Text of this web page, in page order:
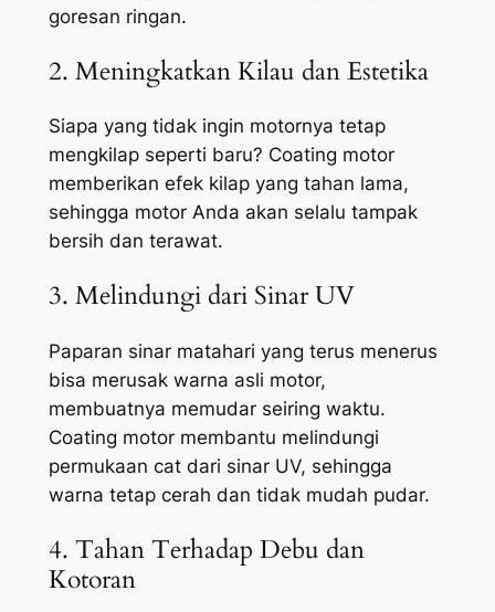
goresan ringan.
2. Meningkatkan Kilau dan Estetika
Siapa yang tidak ingin motornya tetap
mengkilap seperti baru? Coating motor
memberikan efek kilap yang tahan lama,
sehingga motor Anda akan selalu tampak
bersih dan terawat.
3. Melindungi dari Sinar UV
Paparan sinar matahari yang terus menerus
bisa merusak warna asli motor,
membuatnya memudar seiring waktu.
Coating motor membantu melindungi
permukaan cat dari sinar UV, sehingga
warna tetap cerah dan tidak mudah pudar.
4. Tahan Terhadap Debu dan
Kotoran